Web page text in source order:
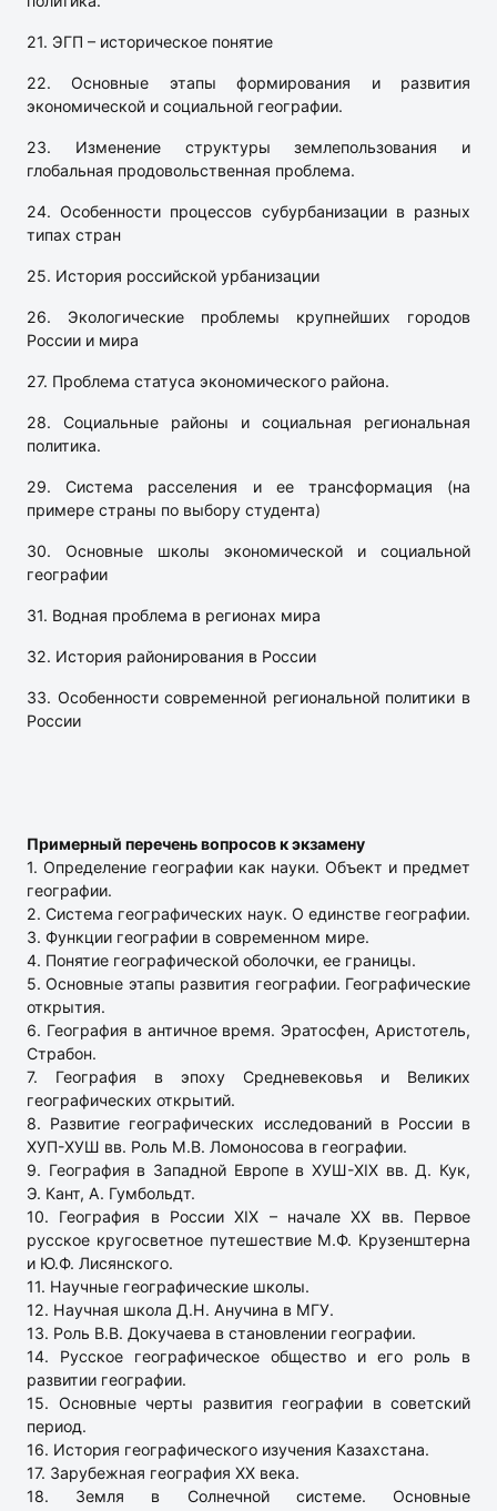
21. ЭГП – историческое понятие
22. Основные этапы формирования и развития
экономической и социальной географии.
23. Изменение структуры землепользования и
глобальная продовольственная проблема.
24. Особенности процессов субурбанизации в разных
типах стран
25. История российской урбанизации
26. Экологические проблемы крупнейших городов
России и мира
27. Проблема статуса экономического района.
28. Социальные районы и социальная региональная
политика.
29. Система расселения и ее трансформация (на
примере страны по выбору студента)
30. Основные школы экономической и социальной
географии
31. Водная проблема в регионах мира
32. История районирования в России
33. Особенности современной региональной политики в
России
Примерный перечень вопросов к экзамену
1. Определение географии как науки. Объект и предмет
географии.
2. Система географических наук. О единстве географии.
3. Функции географии в современном мире.
4. Понятие географической оболочки, ее границы.
5. Основные этапы развития географии. Географические
открытия.
6. География в античное время. Эратосфен, Аристотель,
Страбон.
7. География в эпоху Средневековья и Великих
географических открытий.
8. Развитие географических исследований в России в
ХУП-ХУШ вв. Роль М.В. Ломоносова в географии.
9. География в Западной Европе в ХУШ-ХIХ вв. Д. Кук,
Э. Кант, А. Гумбольдт.
10. География в России ХIХ – начале ХХ вв. Первое
русское кругосветное путешествие М.Ф. Крузенштерна
и Ю.Ф. Лисянского.
11. Научные географические школы.
12. Научная школа Д.Н. Анучина в МГУ.
13. Роль В.В. Докучаева в становлении географии.
14. Русское географическое общество и его роль в
развитии географии.
15. Основные черты развития географии в советский
период.
16. История географического изучения Казахстана.
17. Зарубежная география ХХ века.
18. Земля в Солнечной системе. Основные